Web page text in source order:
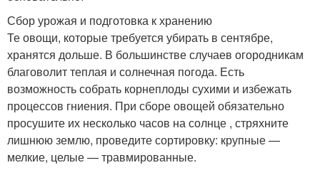
Сбор урожая и подготовка к хранению
Те овощи, которые требуется убирать в сентябре,
хранятся дольше. В большинстве случаев огородникам
благоволит теплая и солнечная погода. Есть
возможность собрать корнеплоды сухими и избежать
процессов гниения. При сборе овощей обязательно
просушите их несколько часов на солнце , стряхните
лишнюю землю, проведите сортировку: крупные —
мелкие, целые — травмированные.